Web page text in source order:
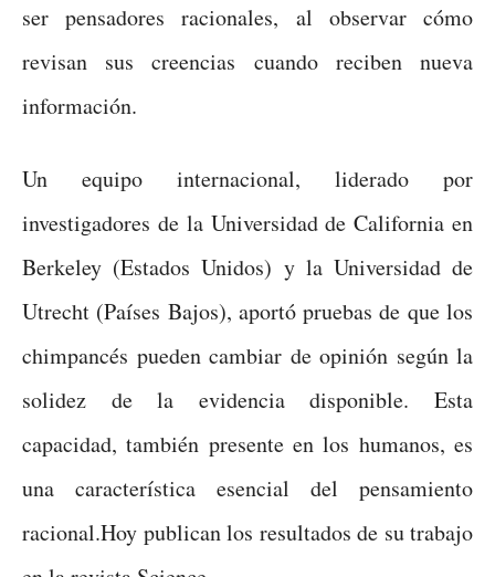
ser pensadores racionales, al observar cómo
revisan sus creencias cuando reciben nueva
información.
Un equipo internacional, liderado por
investigadores de la Universidad de California en
Berkeley (Estados Unidos) y la Universidad de
Utrecht (Países Bajos), aportó pruebas de que los
chimpancés pueden cambiar de opinión según la
solidez de la evidencia disponible. Esta
capacidad, también presente en los humanos, es
una característica esencial del pensamiento
racional.Hoy publican los resultados de su trabajo